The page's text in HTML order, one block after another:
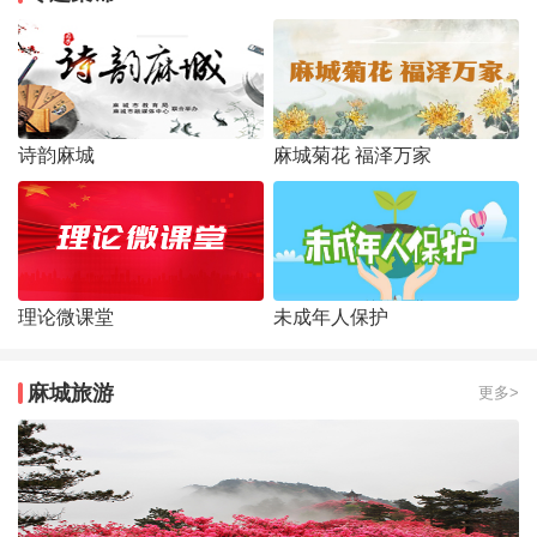
诗韵麻城 麻城菊花 福泽万家
理论微课堂 未成年人保护
麻城旅游 更多>